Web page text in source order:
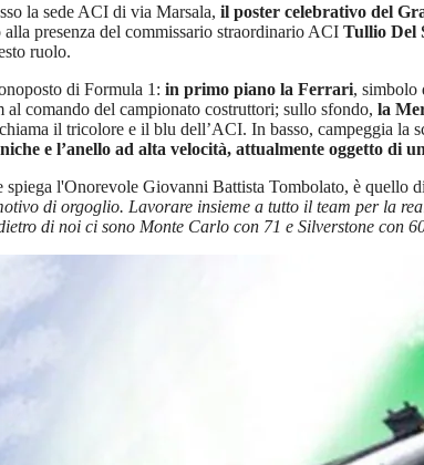
la sede ACI di via Marsala, il poster celebrativo del
alla presenza del commissario straordinario ACI Tullio Del
ruolo.
di Formula 1: in primo piano la Ferrari, simbolo
al comando del campionato costruttori; sullo sfondo, la
il tricolore e il blu dell’ACI. In basso, campeggia la
e l’anello ad alta velocità, attualmente oggetto di
spiega l'Onorevole Giovanni Battista Tombolato, è quello di
di orgoglio. Lavorare insieme a tutto il team per la
di noi ci sono Monte Carlo con 71 e Silverstone con